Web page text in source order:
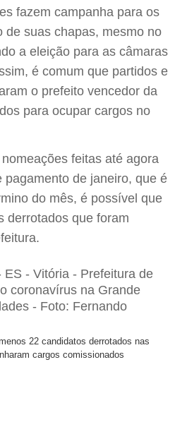
fazem campanha para os
de suas chapas, mesmo no
a eleição para as câmaras
é comum que partidos e
o prefeito vencedor da
para ocupar cargos no
feitas até agora
pagamento de janeiro, que é
do mês, é possível que
derrotados que foram
22 candidatos derrotados nas
cargos comissionados